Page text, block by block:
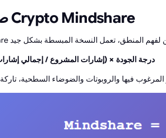
صيغة مبسطة لـ Crypto Mindshare
Mindshare = (إشارات المشروع / إجمالي إشارات السوق) × درجة الجودة